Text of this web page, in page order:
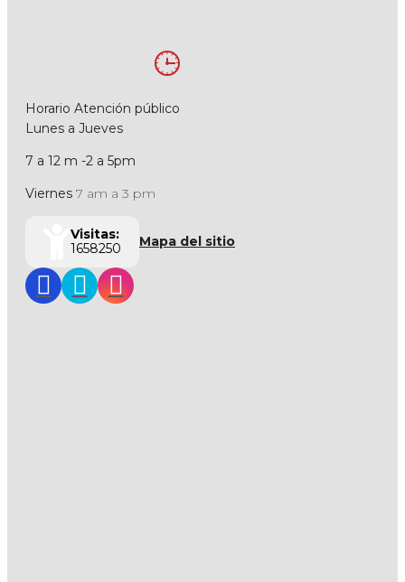
Horario Atención público
Lunes a Jueves
7 a 12 m -2 a 5pm
Viernes 7 am a 3 pm
Visitas:
1658250
Mapa del sitio